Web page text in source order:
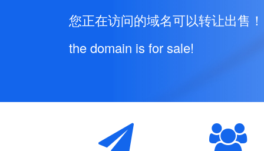
您正在访问的域名可以转让出售！
the domain is for sale!